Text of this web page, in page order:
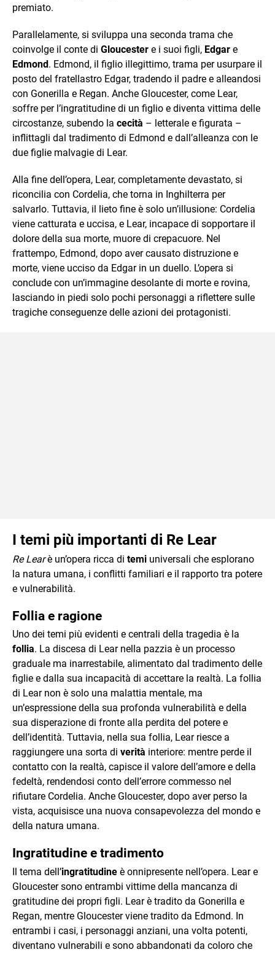
premiato.
Parallelamente, si sviluppa una seconda trama che
coinvolge il conte di Gloucester e i suoi figli, Edgar e
Edmond. Edmond, il figlio illegittimo, trama per usurpare il
posto del fratellastro Edgar, tradendo il padre e alleandosi
con Gonerilla e Regan. Anche Gloucester, come Lear,
soffre per l’ingratitudine di un figlio e diventa vittima delle
circostanze, subendo la cecità – letterale e figurata –
inflittagli dal tradimento di Edmond e dall’alleanza con le
due figlie malvagie di Lear.
Alla fine dell’opera, Lear, completamente devastato, si
riconcilia con Cordelia, che torna in Inghilterra per
salvarlo. Tuttavia, il lieto fine è solo un’illusione: Cordelia
viene catturata e uccisa, e Lear, incapace di sopportare il
dolore della sua morte, muore di crepacuore. Nel
frattempo, Edmond, dopo aver causato distruzione e
morte, viene ucciso da Edgar in un duello. L’opera si
conclude con un’immagine desolante di morte e rovina,
lasciando in piedi solo pochi personaggi a riflettere sulle
tragiche conseguenze delle azioni dei protagonisti.
I temi più importanti di Re Lear
Re Learè un’opera ricca di temi universali che esplorano
la natura umana, i conflitti familiari e il rapporto tra potere
e vulnerabilità.
Follia e ragione
Uno dei temi più evidenti e centrali della tragedia è la
follia. La discesa di Lear nella pazzia è un processo
graduale ma inarrestabile, alimentato dal tradimento delle
figlie e dalla sua incapacità di accettare la realtà. La follia
di Lear non è solo una malattia mentale, ma
un’espressione della sua profonda vulnerabilità e della
sua disperazione di fronte alla perdita del potere e
dell’identità. Tuttavia, nella sua follia, Lear riesce a
raggiungere una sorta di verità interiore: mentre perde il
contatto con la realtà, capisce il valore dell’amore e della
fedeltà, rendendosi conto dell’errore commesso nel
rifiutare Cordelia. Anche Gloucester, dopo aver perso la
vista, acquisisce una nuova consapevolezza del mondo e
della natura umana.
Ingratitudine e tradimento
Il tema dell’ingratitudine è onnipresente nell’opera. Lear e
Gloucester sono entrambi vittime della mancanza di
gratitudine dei propri figli. Lear è tradito da Gonerilla e
Regan, mentre Gloucester viene tradito da Edmond. In
entrambi i casi, i personaggi anziani, una volta potenti,
diventano vulnerabili e sono abbandonati da coloro che